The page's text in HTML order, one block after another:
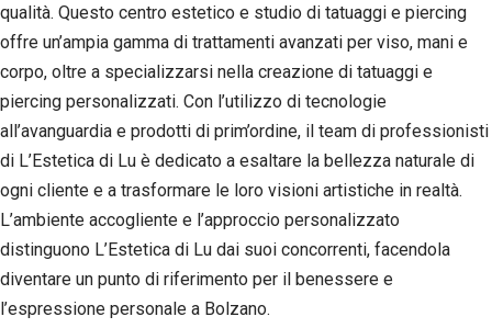
qualità. Questo centro estetico e studio di tatuaggi e piercing
offre un’ampia gamma di trattamenti avanzati per viso, mani e
corpo, oltre a specializzarsi nella creazione di tatuaggi e
piercing personalizzati. Con l’utilizzo di tecnologie
all’avanguardia e prodotti di prim’ordine, il team di professionisti
di L’Estetica di Lu è dedicato a esaltare la bellezza naturale di
ogni cliente e a trasformare le loro visioni artistiche in realtà.
L’ambiente accogliente e l’approccio personalizzato
distinguono L’Estetica di Lu dai suoi concorrenti, facendola
diventare un punto di riferimento per il benessere e
l’espressione personale a Bolzano.